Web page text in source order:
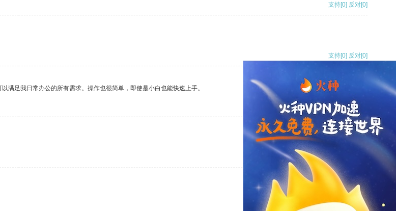
支持[0] 反对[0]
支持[0] 反对[0]
满足我日常办公的所有需求。操作也很简单，即使是小白也能快速上手。
支持[0] 反对
支持
反对 [0]